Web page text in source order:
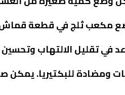
مكعب ثلج في قطعة
في تقليل الالتهاب
ومضادة للبكتيريا.